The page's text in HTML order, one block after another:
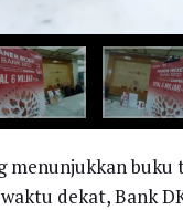
menunjukkan
dekat, Bank